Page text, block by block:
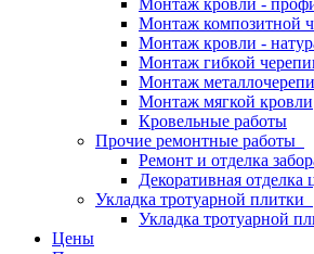
Монтаж кровли -
Монтаж композитной
Монтаж кровли -
Монтаж гибкой
Монтаж
Монтаж мягкой кровли
Кровельные работы
Прочие ремонтные работы
Ремонт и отделка
Декоративная отделка
Укладка тротуарной плитки
Укладка тротуарной
Цены